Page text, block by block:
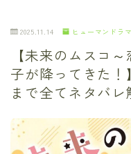
2025.11.14 ヒューマンドラマ
【未来のムスコ
子が降ってきた
まで全てネタバ